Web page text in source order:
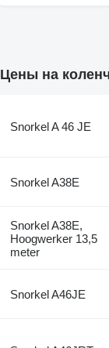
Цены на
Snorkel A 46 JE
Snorkel A38E
Snorkel A38E,
Hoogwerker 13,5
meter
Snorkel A46JE